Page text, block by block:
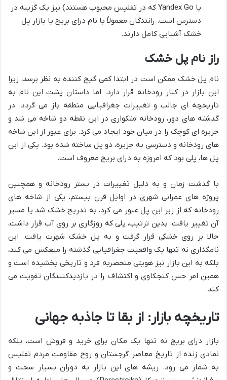
یا Yandex Go که در تفلیس محبوب هستند) نیز یک گزینه در
دسترس است. رانندگان معمولاً با نام درای بریج یا بازار پل
خشک آشنایی کامل دارند.
راز نام پل خشک
نام پل خشک ممکن است در ابتدا کمی گیج کننده به نظر برسد، زیرا
این بازار در کنار رودخانه قرار دارد. اما داستان پشت این نام به
تاریخچه ای جالب و تغییرات جغرافیایی منطقه باز می گردد. در
گذشته های دور، رودخانه متکواری در این نقطه دو شاخه می شد و
جزیره ای کوچک را در میان خود ایجاد می کرد. برای عبور از این شاخه
های رودخانه و دسترسی به جزیره، دو پل ساخته شده بود. یکی از این
پل ها، پلی بود که امروزه به درای بریج معروف است.
با گذشت زمان و به دلیل تغییرات در بستر رودخانه و همچنین
پروژه های عمرانی شهری در اوایل قرن بیستم، یکی از شاخه های
رودخانه که از زیر این پل عبور می کرد، به تدریج خشک شد یا مسیر
آن تغییر یافت. بدین ترتیب، پلی که روزگاری بر روی آب قرار داشت،
حالا بر روی خشکی قرار گرفت و به پل خشک شهرت یافت. این
نامگذاری نه تنها یک واقعیت جغرافیایی گذشته را منعکس می کند،
بلکه به این بازار نیز هویتی منحصربه فرد و تاریخی بخشیده است و
همین امر حس کنجکاوی و اکتشاف را در بازدیدکنندگان تقویت می
کند.
تاریخچه بازار: از بقا تا جاذبه جهانی
بازار درای بریج نه تنها یک مکان برای خرید و فروش است، بلکه
نمادی زنده از تاریخ معاصر گرجستان و روح مقاومت مردم تفلیس
به شمار می رود. ریشه های این بازار به دوران بسیار سخت و